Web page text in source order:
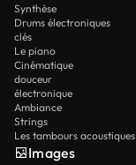
Synthèse
Drums électroniques
clés
Le piano
Cinématique
douceur
électronique
Ambiance
Strings
Les tambours acoustiques
Images